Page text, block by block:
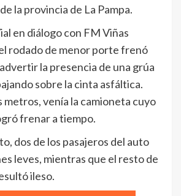
la provincia de La Pampa​.
en diálogo con FM Viñas
rodado de menor porte frenó
la presencia de una grúa
sobre la cinta asfáltica.
metros, venía la camioneta cuyo
frenar a tiempo.
dos de los pasajeros del auto
leves, mientras que el resto de
ileso.